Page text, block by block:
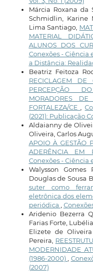
Márcia Roxana da
Schmidlin, Karine
Lima Santiago,
MATERIAL
ALUNOS DOS
Conexões - Ciência
a Distância:
Beatriz Feitoza
RECICLAGEM DE
PERCEPÇÃO
MORADORES
FORTALEZA/CE,
(2021): Publicação
Aldaianny de
Oliveira, Carlos
APOIO À GESTÃO
ADERÊNCIA EM
Conexões - Ciência
Walysson Gomes
Douglas de Sousa
suter como
eletrônica dos
periódica ,
Aridenio Bezerra
Farias Forte,
Elizete de
Pereira,
MODERNIDADE
(1986-2000),
(2007)